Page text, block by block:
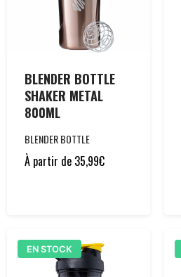
BLENDER BOTTLE
SHAKER METAL
800ML
BLENDER BOTTLE
À partir de 35,99€
EN STOCK